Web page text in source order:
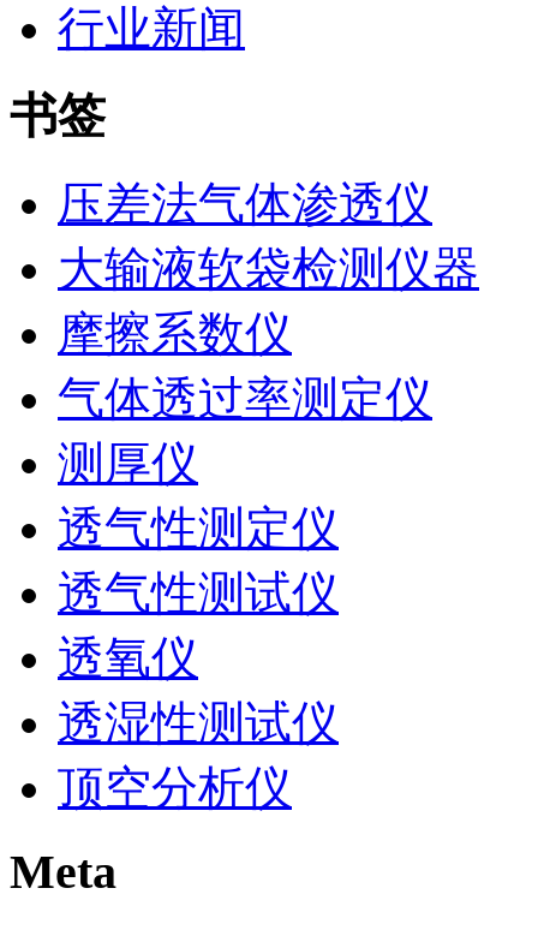
行业新闻
书签
压差法气体渗透仪
大输液软袋检测仪器
摩擦系数仪
气体透过率测定仪
测厚仪
透气性测定仪
透气性测试仪
透氧仪
透湿性测试仪
顶空分析仪
Meta